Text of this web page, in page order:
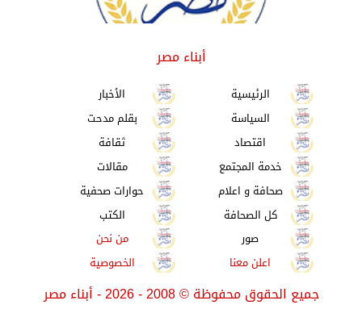
أبناء مصر
الرئيسية
الأخبار
السياسة
بقلم مدحت
اقتصاد
ثقافة
خدمة المجتمع
مقالات
صحافة و اعلام
حوارات صحفية
كل الصحافة
الكتب
صور
من نحن
اعلن معنا
الخصوصية
جميع الحقوق محفوظة©2008 - 2026 - أبناء مصر